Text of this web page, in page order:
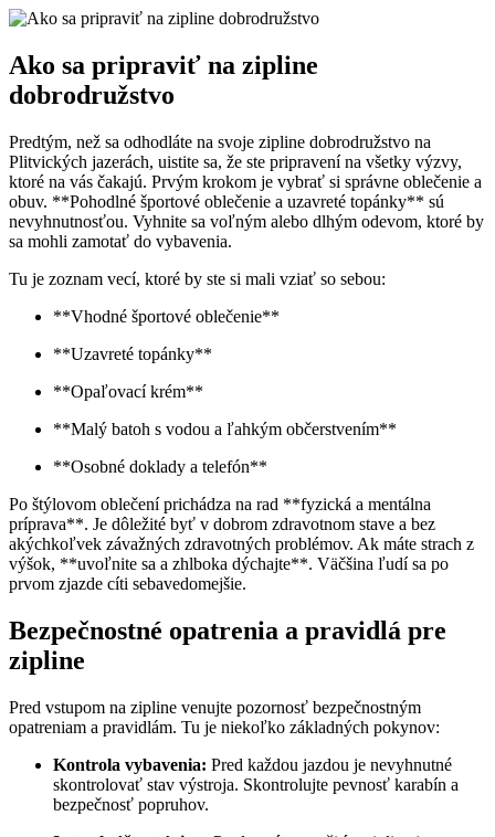
Ako sa pripraviť na zipline
dobrodružstvo
Predtým, než sa odhodláte na svoje zipline dobrodružstvo na
Plitvických jazerách, uistite sa, že ste pripravení na všetky výzvy,
ktoré na vás čakajú. Prvým krokom je vybrať si správne oblečenie a
obuv. **Pohodlné športové oblečenie a uzavreté topánky** sú
nevyhnutnosťou. Vyhnite sa voľným alebo dlhým odevom, ktoré by
sa mohli zamotať do vybavenia.
Tu je zoznam vecí, ktoré by ste si mali vziať so sebou:
**Vhodné športové oblečenie**
**Uzavreté topánky**
**Opaľovací krém**
**Malý batoh s vodou a ľahkým občerstvením**
**Osobné doklady a telefón**
Po štýlovom oblečení prichádza na rad **fyzická a mentálna
príprava**. Je dôležité byť v dobrom zdravotnom stave a bez
akýchkoľvek závažných zdravotných problémov. Ak máte strach z
výšok, **uvoľnite sa a zhlboka dýchajte**. Väčšina ľudí sa po
prvom zjazde cíti sebavedomejšie.
Bezpečnostné opatrenia a pravidlá pre
zipline
Pred vstupom na zipline venujte pozornosť bezpečnostným
opatreniam a pravidlám. Tu je niekoľko základných pokynov:
Kontrola vybavenia: Pred každou jazdou je nevyhnutné
skontrolovať stav výstroja. Skontrolujte pevnosť karabín a
bezpečnosť popruhov.